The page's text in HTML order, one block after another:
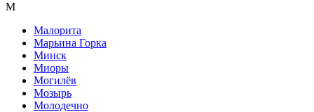
М
Малорита
Марьина Горка
Минск
Миоры
Могилёв
Мозырь
Молодечно